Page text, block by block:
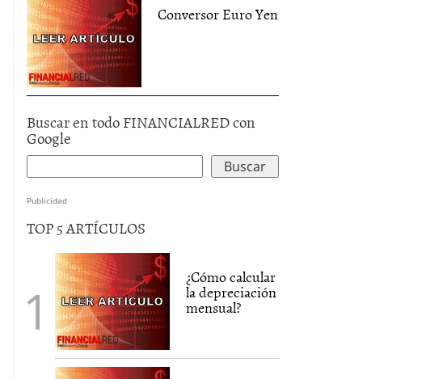
Conversor Euro Yen
Buscar en todo FINANCIALRED con
Google
Publicidad
TOP 5 ARTÍCULOS
¿Cómo calcular
la depreciación
mensual?